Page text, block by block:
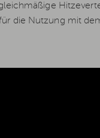
die Nutzung mit